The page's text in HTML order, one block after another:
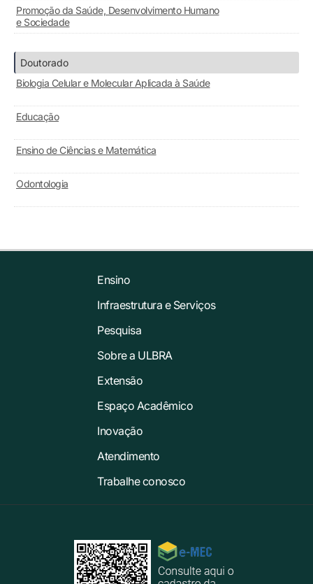
Promoção da Saúde, Desenvolvimento Humano
e Sociedade
Doutorado
Biologia Celular e Molecular Aplicada à Saúde
Educação
Ensino de Ciências e Matemática
Odontologia
Ensino
Infraestrutura e Serviços
Pesquisa
Sobre a ULBRA
Extensão
Espaço Acadêmico
Inovação
Atendimento
Trabalhe conosco